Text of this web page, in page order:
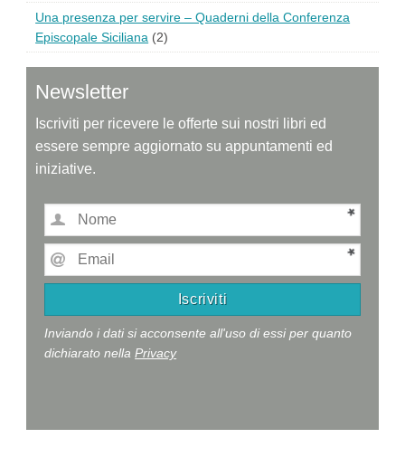
Una presenza per servire – Quaderni della Conferenza
Episcopale Siciliana (2)
Newsletter
Iscriviti per ricevere le offerte sui nostri libri ed
essere sempre aggiornato su appuntamenti ed
iniziative.
Inviando i dati si acconsente all'uso di essi per quanto
dichiarato nellaPrivacy